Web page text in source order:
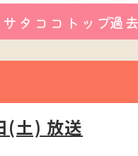
(土) 放送